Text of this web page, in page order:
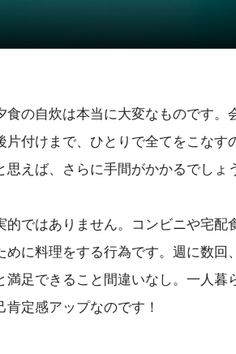
の自炊は本当に大変なものです。
付けまで、ひとりで全てをこなす
えば、さらに手間がかかるでしょ
ではありません。コンビニや宅配
に料理をする行為です。週に数回
足できること間違いなし。一人暮
定感アップなのです！